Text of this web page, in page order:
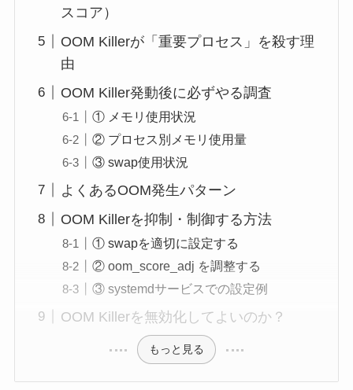
スコア）
OOM Killerが「重要プロセス」を殺す理
由
OOM Killer発動後に必ずやる調査
① メモリ使用状況
② プロセス別メモリ使用量
③ swap使用状況
よくあるOOM発生パターン
OOM Killerを抑制・制御する方法
① swapを適切に設定する
② oom_score_adj を調整する
③ systemdサービスでの設定例
OOM Killerを無効化してよいのか？
もっと見る